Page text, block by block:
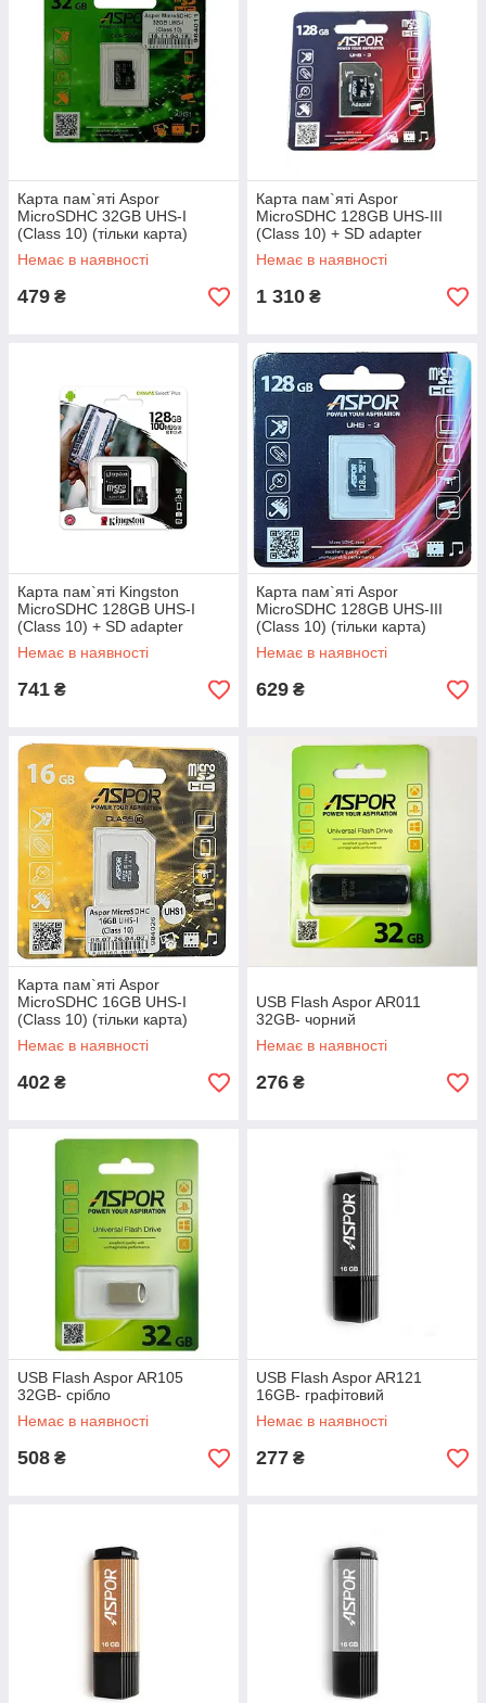
Карта пам`яті Aspor
MicroSDHC 32GB UHS-I
(Class 10) (тільки карта)
Немає в наявності
479 ₴
Карта пам`яті Aspor
MicroSDHC 128GB UHS-III
(Class 10) + SD adapter
Немає в наявності
1 310 ₴
Карта пам`яті Kingston
MicroSDHC 128GB UHS-I
(Class 10) + SD adapter
Немає в наявності
741 ₴
Карта пам`яті Aspor
MicroSDHC 128GB UHS-III
(Class 10) (тільки карта)
Немає в наявності
629 ₴
Карта пам`яті Aspor
MicroSDHC 16GB UHS-I
(Class 10) (тільки карта)
Немає в наявності
402 ₴
USB Flash Aspor AR011
32GB- чорний
Немає в наявності
276 ₴
USB Flash Aspor AR105
32GB- срібло
Немає в наявності
508 ₴
USB Flash Aspor AR121
16GB- графітовий
Немає в наявності
277 ₴